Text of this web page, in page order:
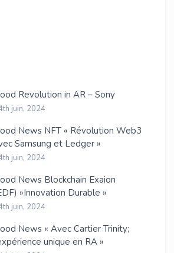
Revolution in AR – Sony
juin, 2024
News NFT « Révolution Web3
Samsung et Ledger »
juin, 2024
News Blockchain Exaion
»Innovation Durable »
juin, 2024
News « Avec Cartier Trinity;
unique en RA »